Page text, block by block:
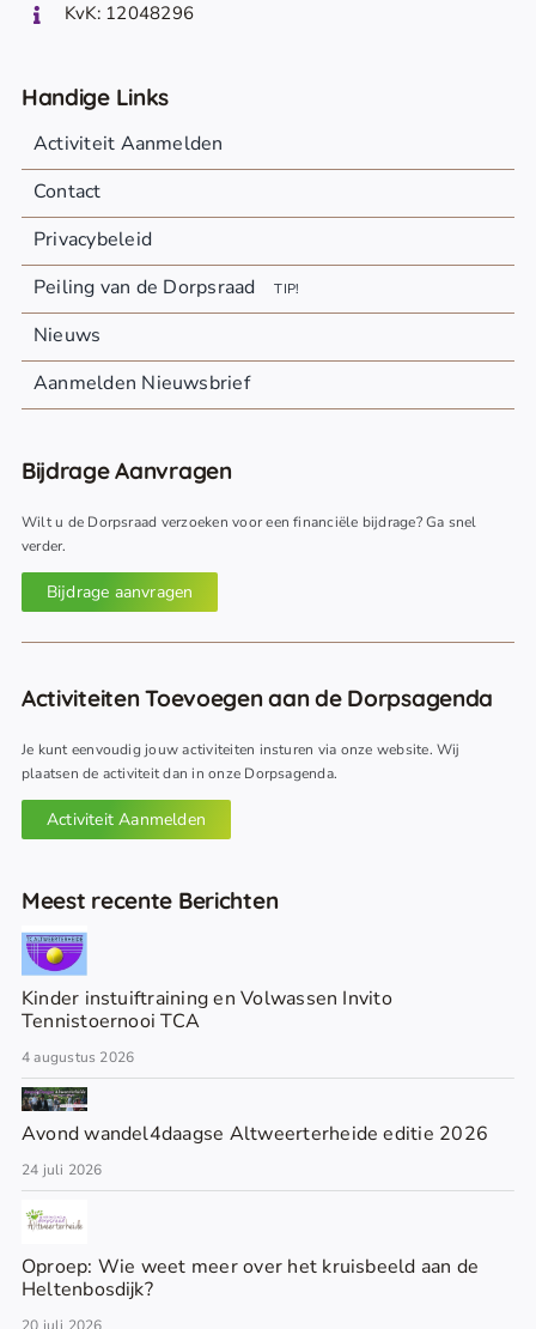
KvK: 12048296
Handige Links
Activiteit Aanmelden
Contact
Privacybeleid
Peiling van de Dorpsraad
TIP!
Nieuws
Aanmelden Nieuwsbrief
Bijdrage Aanvragen
Wilt u de Dorpsraad verzoeken voor een financiële bijdrage? Ga snel
verder.
Bijdrage aanvragen
Activiteiten Toevoegen aan de Dorpsagenda
Je kunt eenvoudig jouw activiteiten insturen via onze website. Wij
plaatsen de activiteit dan in onze Dorpsagenda.
Activiteit Aanmelden
Meest recente Berichten
Kinder instuiftraining en Volwassen Invito
Tennistoernooi TCA
4 augustus 2026
Avond wandel4daagse Altweerterheide editie 2026
24 juli 2026
Oproep: Wie weet meer over het kruisbeeld aan de
Heltenbosdijk?